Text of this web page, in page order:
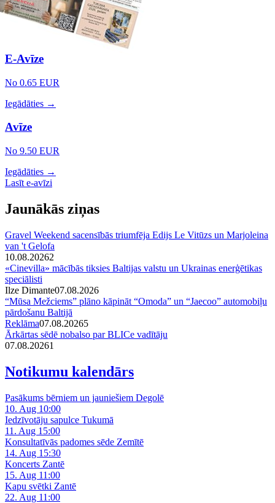
E-Avīze
No 0.65 EUR
Iegādāties →
Avīze
No 9.50 EUR
Iegādāties →
Lasīt e-avīzi
Jaunākās ziņas
Gravel Weekend sacensībās triumfēja Edijs Le Vitūzs un Marjoleina
van 't Gelofa
10.08.20262
«Cinevilla» mācībās tiksies Baltijas valstu un Ukrainas enerģētikas
speciālisti
Ilze Dimante07.08.2026
“Mūsa Mežciems” plāno kāpināt “Omoda” un “Jaecoo” automobiļu
pārdošanu Baltijā
Reklāma07.08.20265
Ārkārtas sēdē nobalso par BLICe vadītāju
07.08.20261
Notikumu kalendārs
Pasākums bērniem un jauniešiem Degolē
10. Aug 10:00
Iedzīvotāju sapulce Tukumā
11. Aug 15:00
Konsultatīvās padomes sēde Zemītē
14. Aug 15:30
Koncerts Zantē
15. Aug 11:00
Kapu svētki Zantē
22. Aug 11:00